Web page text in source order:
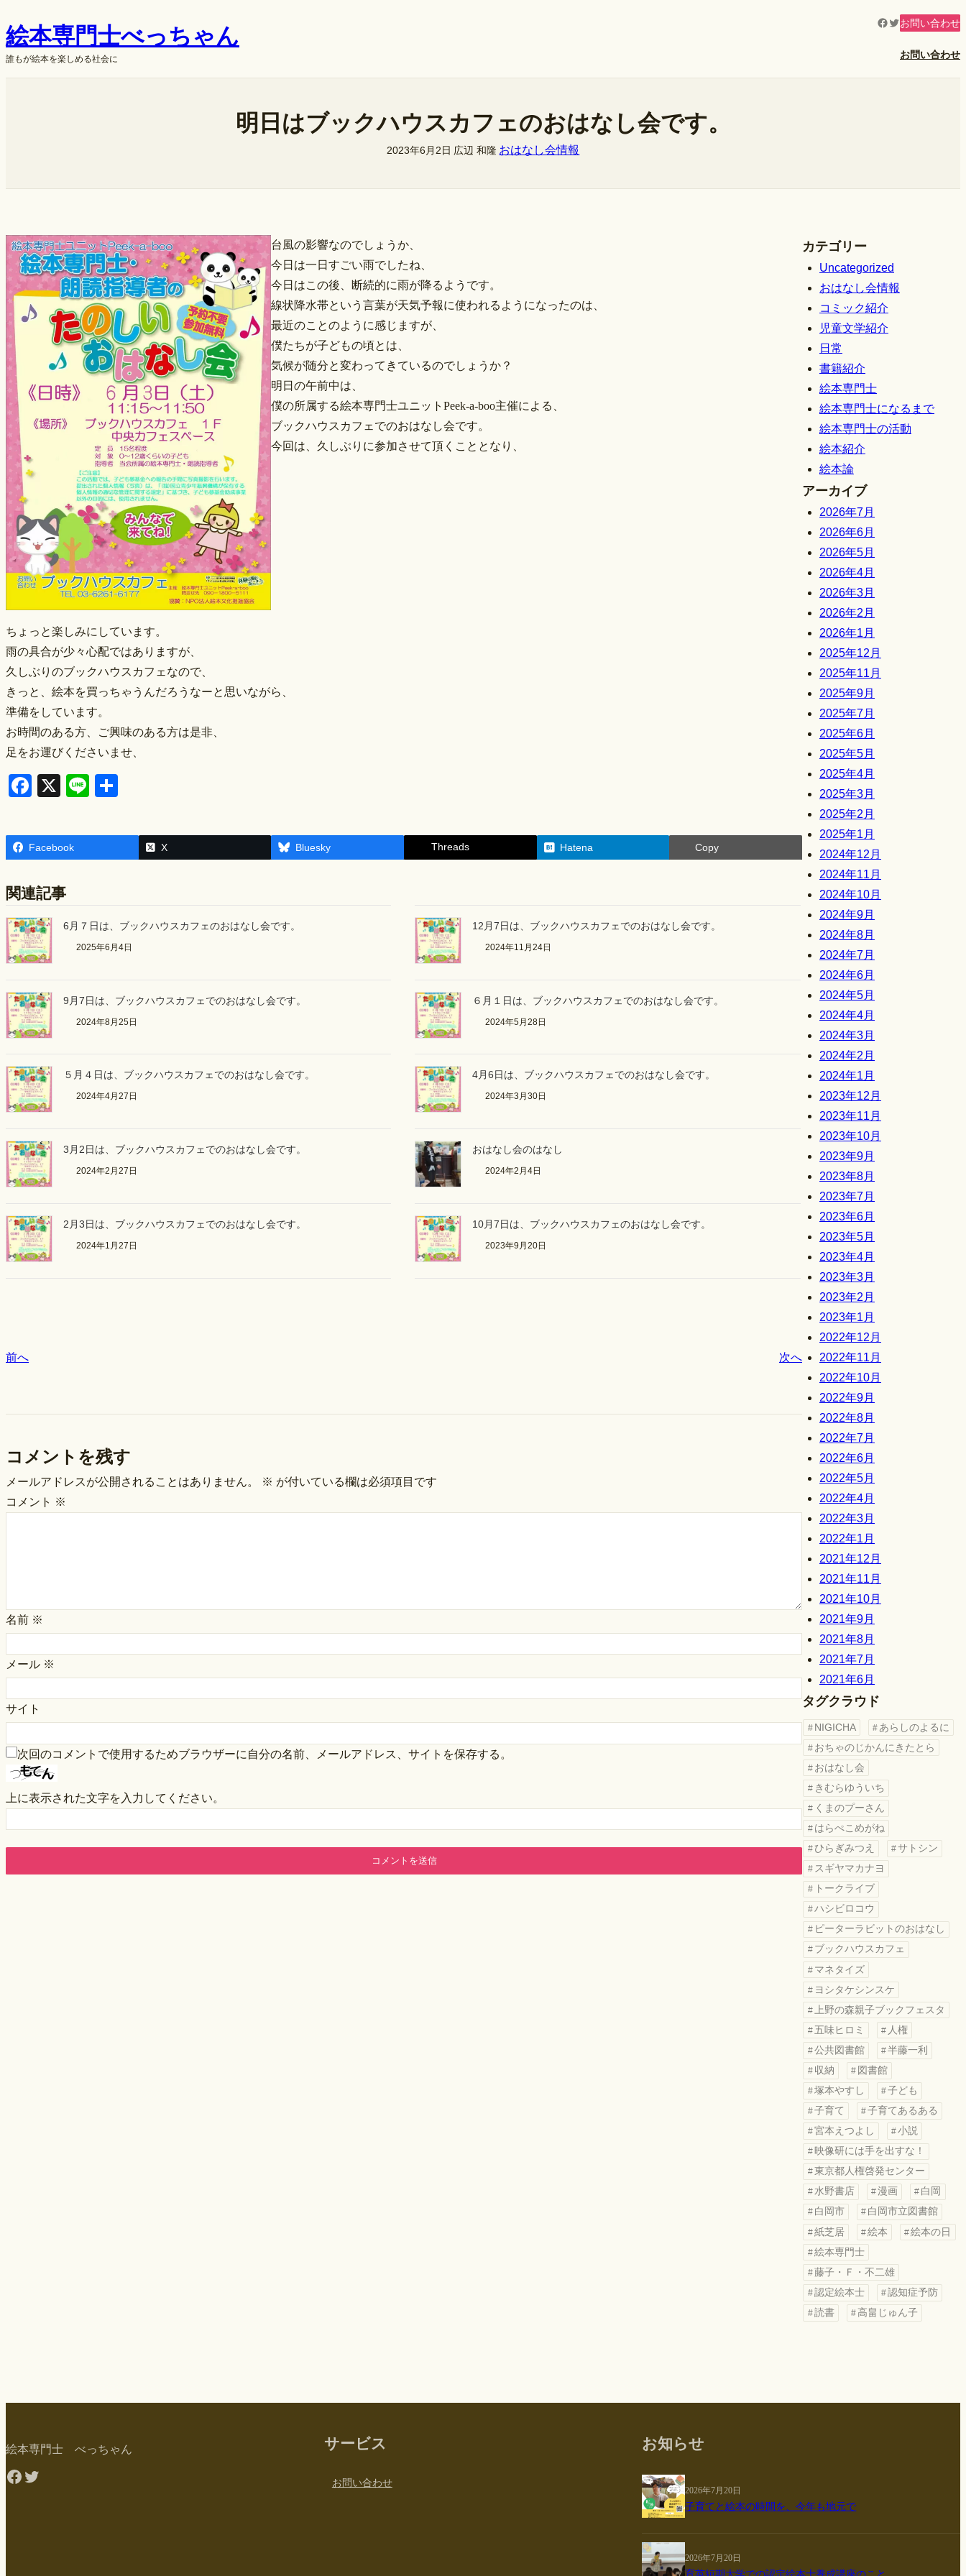
容
を
ス
絵本専門士べっちゃん
誰もが絵本を楽しめる社会に
Facebook
Twitter
お問い合わせ
お問い合わせ
明日はブックハウスカフェのおはなし会です。
2023年6月2日 広辺 和隆 おはなし会情報
台風の影響なのでしょうか、
今日は一日すごい雨でしたね、
今日はこの後、断続的に雨が降るようです。
線状降水帯という言葉が天気予報に使われるようになったのは、
最近のことのように感じますが、
僕たちが子どもの頃とは、
気候が随分と変わってきているのでしょうか？
明日の午前中は、
僕の所属する絵本専門士ユニットPeek-a-boo主催による、
ブックハウスカフェでのおはなし会です。
今回は、久しぶりに参加させて頂くこととなり、
ちょっと楽しみにしています。
雨の具合が少々心配ではありますが、
久しぶりのブックハウスカフェなので、
きっと、絵本を買っちゃうんだろうなーと思いながら、
準備をしています。
お時間のある方、ご興味のある方は是非、
足をお運びくださいませ、
F
c
e
o
o
k
X
Li
e
ar
e
Facebook X Bluesky Threads Hatena Copy
関連記事
6月７日は、ブックハウスカフェのおはなし会です。
2025年6月4日
12月7日は、ブックハウスカフェでのおはなし会です。
2024年11月24日
9月7日は、ブックハウスカフェでのおはなし会です。
2024年8月25日
６月１日は、ブックハウスカフェでのおはなし会です。
2024年5月28日
５月４日は、ブックハウスカフェでのおはなし会です。
2024年4月27日
4月6日は、ブックハウスカフェでのおはなし会です。
2024年3月30日
3月2日は、ブックハウスカフェでのおはなし会です。
2024年2月27日
おはなし会のはなし
2024年2月4日
2月3日は、ブックハウスカフェでのおはなし会です。
2024年1月27日
10月7日は、ブックハウスカフェのおはなし会です。
2023年9月20日
前へ 次へ
コメントを残す
メールアドレスが公開されることはありません。 ※ が付いている欄は必須項目です
コメント ※
名前 ※
メール ※
サイト
次回のコメントで使用するためブラウザーに自分の名前、メールアドレス、サイトを保存する。
上に表示された文字を入力してください。
カテゴリー
Uncategorized
おはなし会情報
コミック紹介
児童文学紹介
日常
書籍紹介
絵本専門士
絵本専門士になるまで
絵本専門士の活動
絵本紹介
絵本論
アーカイブ
2026年7月
2026年6月
2026年5月
2026年4月
2026年3月
2026年2月
2026年1月
2025年12月
2025年11月
2025年9月
2025年7月
2025年6月
2025年5月
2025年4月
2025年3月
2025年2月
2025年1月
2024年12月
2024年11月
2024年10月
2024年9月
2024年8月
2024年7月
2024年6月
2024年5月
2024年4月
2024年3月
2024年2月
2024年1月
2023年12月
2023年11月
2023年10月
2023年9月
2023年8月
2023年7月
2023年6月
2023年5月
2023年4月
2023年3月
2023年2月
2023年1月
2022年12月
2022年11月
2022年10月
2022年9月
2022年8月
2022年7月
2022年6月
2022年5月
2022年4月
2022年3月
2022年1月
2021年12月
2021年11月
2021年10月
2021年9月
2021年8月
2021年7月
2021年6月
タグクラウド
NIGICHA
あらしのよるに
おちゃのじかんにきたとら
おはなし会
きむらゆういち
くまのプーさん
はらぺこめがね
ひらぎみつえ
サトシン
スギヤマカナヨ
トークライブ
ハシビロコウ
ピーターラビットのおはなし
ブックハウスカフェ
マネタイズ
ヨシタケシンスケ
上野の森親子ブックフェスタ
五味ヒロミ
人権
公共図書館
半藤一利
収納
図書館
塚本やすし
子ども
子育て
子育てあるある
宮本えつよし
小説
映像研には手を出すな！
東京都人権啓発センター
水野書店
漫画
白岡
白岡市
白岡市立図書館
紙芝居
絵本
絵本の日
絵本専門士
藤子・Ｆ・不二雄
認定絵本士
認知症予防
読書
高畠じゅん子
絵本専門士 べっちゃん
Facebook
Twitter
サービス
お問い合わせ
お知らせ
2026年7月20日
子育てと絵本の時間を、今年も地元で
2026年7月20日